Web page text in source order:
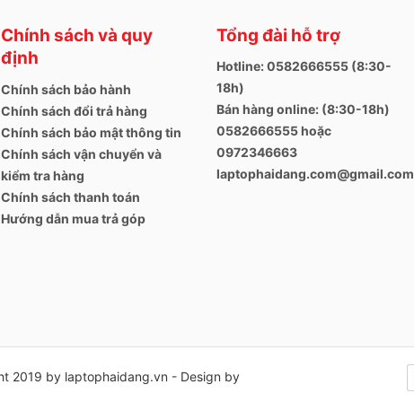
Chính sách và quy
định
Chính sách bảo hành
Chính sách đổi trả hàng
Chính sách bảo mật thông tin
Chính sách vận chuyển và
kiểm tra hàng
Chính sách thanh toán
Hướng dẫn mua trả góp
Tổng đài hỗ trợ
Hotline: 0582666555 (8:30-
18h)
Bán hàng online: (8:30-18h)
0582666555 hoặc
0972346663
laptophaidang.com@gmail.com
2019 by laptophaidang.vn - Design by